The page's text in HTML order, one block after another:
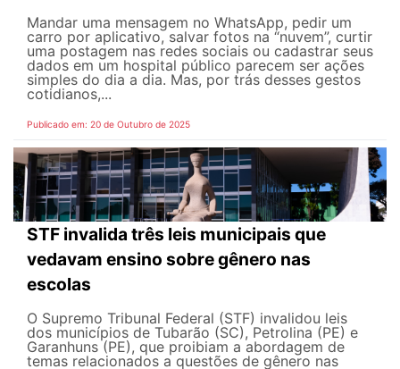
Mandar uma mensagem no WhatsApp, pedir um
carro por aplicativo, salvar fotos na “nuvem”, curtir
uma postagem nas redes sociais ou cadastrar seus
dados em um hospital público parecem ser ações
simples do dia a dia. Mas, por trás desses gestos
cotidianos,...
Publicado em: 20 de Outubro de 2025
STF invalida três leis municipais que
vedavam ensino sobre gênero nas
escolas
O Supremo Tribunal Federal (STF) invalidou leis
dos municípios de Tubarão (SC), Petrolina (PE) e
Garanhuns (PE), que proibiam a abordagem de
temas relacionados a questões de gênero nas